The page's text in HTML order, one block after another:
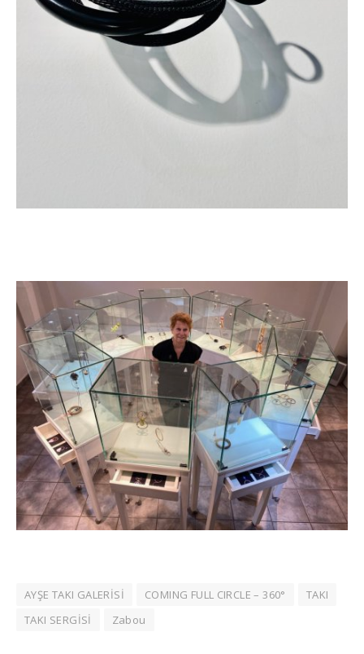
AYŞE TAKI GALERİSİ COMING FULL CIRCLE – 360°
TAKI
TAKI SERGİSİ
Zabou